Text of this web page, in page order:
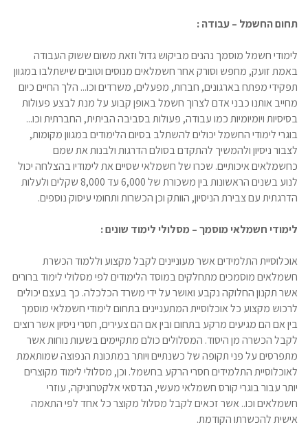
תחום החשמל – עבודה :
לימודי חשמל מוסמך נהנים מביקוש גדול וזאת משום ששוק העבודה
באמת זועק, מחפש וסורק אחר חשמלאים מנוסים וטובים שישתלבו במגוון
תפקידי מפתח בארגונים, חברות, מפעלים, משרדים וכו... הלך החיים כיום
מחייב אותנו כבני אדם לצרוך חשמל באופן קבוע על מנת לבצע פעולות
בסיסיות ויומיומיות כמו עבודה, פעולות בסביבה הביתית, החברתית וכו...
בוגרי לימודי החשמל יכולים להשתלב בסיום הלימודים במגוון מקומות,
לצבור ניסיון ולהמשיך להתקדם בסולם הדרגות ולבנות את שמם
כחשמלאים איכותיים. שכרו של חשמלאי שסיים את לימודיו בהצלחה יכול
לנוע בשנים הראשונות בין משכורת של 6,000 עד 8,000 שקלים ולעלות
הדרגתית עם צבירת הניסיון, הוותק וכן הכשרות ותחומי עיסוק נוספים.
לימודי חשמלאי מוסמך – מסלולי לימוד שונים :
אוכלוסיית התלמידים אשר מעוניינים לקבל מקצוע וללמוד הכשרת
חשמלאים מוסמכים מתחלקים במוסד הלימודים לפי מסלולי לימוד ברורים
אשר תקנון החלוקה נקבע ואושר על ידי משרד הכלכלה. כך בעצם יכולים
לרכוש מקצוע כל אוכלוסיית המתעניינים בתחום לימודי חשמלאי מוסמך
בין אם הם מגיעים מרקע בתחום ובין אם הם צעירים, חסרי ניסיון אשר רוצים
לקבל הכשרה מן היסוד. המסלולים כולם מתקיימים בשעות נוחות אשר
מתפרסים על פני תקופה של כשנתיים ויותר במתכונת הנפוצה שמותאמת
לאוכלוסיית התלמידים חסרי הרקע בחשמל. וכן, מסלולי לימוד מקוצרים
יותר עבור בוגרי קורס חשמלאי מעשי, הנדסאי אלקטרוניקה, עוזרי
חשמלאים וכו.. אשר זכאים לקבל מסלול מקוצר כל אחד לפי התאמה
אישית להכשרתו הקודמת.